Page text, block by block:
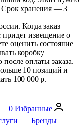
Срок хранения — 3
Когда заказ
придет извещение о
оценить состояние
коробку
оплаты заказа.
10 позиций и
100 000 р.
0 Избранные
Бренды